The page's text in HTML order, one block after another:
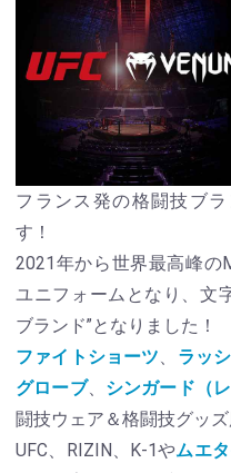
フランス発の格闘技ブ
す！
2021年から世界最高峰の
ユニフォームとなり、文
ブランド”となりました！
ファイトショーツ
ラッ
グローブ、 シンガード（レ
闘技ウェア＆格闘技グッ
UFC、RIZIN、K-1やムエ